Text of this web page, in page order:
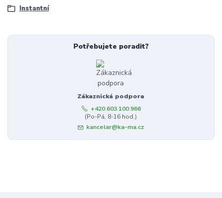
Instantní
Potřebujete poradit?
Zákaznická podpora
+420 603 100 966
(Po-Pá, 8-16 hod.)
kancelar@ka-ma.cz